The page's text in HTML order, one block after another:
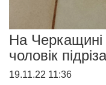
На Черкащині
чоловік
19.11.22 11:36